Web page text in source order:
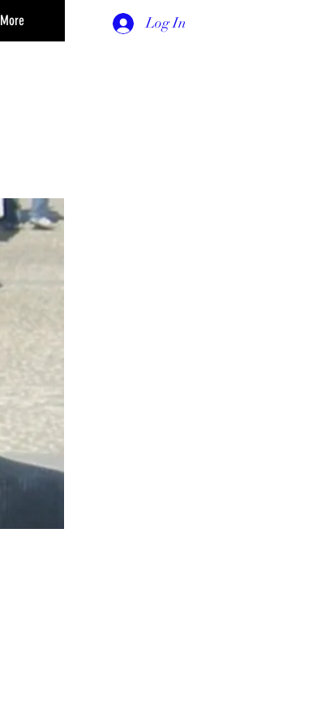
More Log In